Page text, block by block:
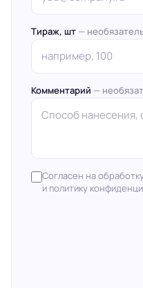
Тираж, шт —
Комментарий —
Согласен на
и политику